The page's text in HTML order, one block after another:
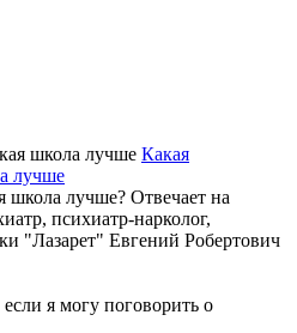
Какая
лучше
школа лучше? Отвечает на
психиатр-нарколог,
"Лазарет" Евгений Робертович